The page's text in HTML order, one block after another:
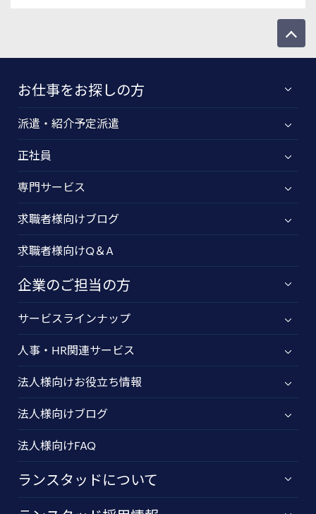
お仕事をお探しの方
派遣・紹介予定派遣
正社員
専門サービス
求職者様向けブログ
求職者様向けQ＆A
企業のご担当の方
サービスラインナップ
人事・HR関連サービス
法人様向けお役立ち情報
法人様向けブログ
法人様向けFAQ
ランスタッドについて